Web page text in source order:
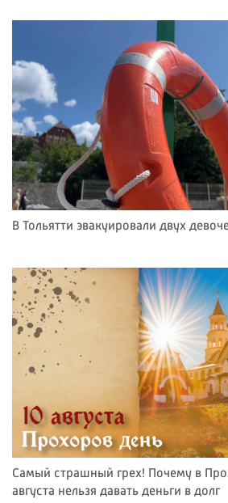
В Тольятти эвакуировали двух
Самый страшный грех! Почему в
августа нельзя давать деньги в долг